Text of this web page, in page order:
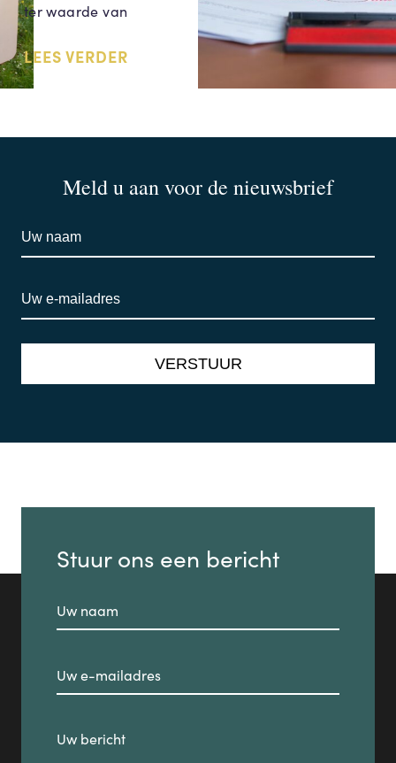
ter waarde van
LEES VERDER
Meld u aan voor de nieuwsbrief
Stuur ons een bericht